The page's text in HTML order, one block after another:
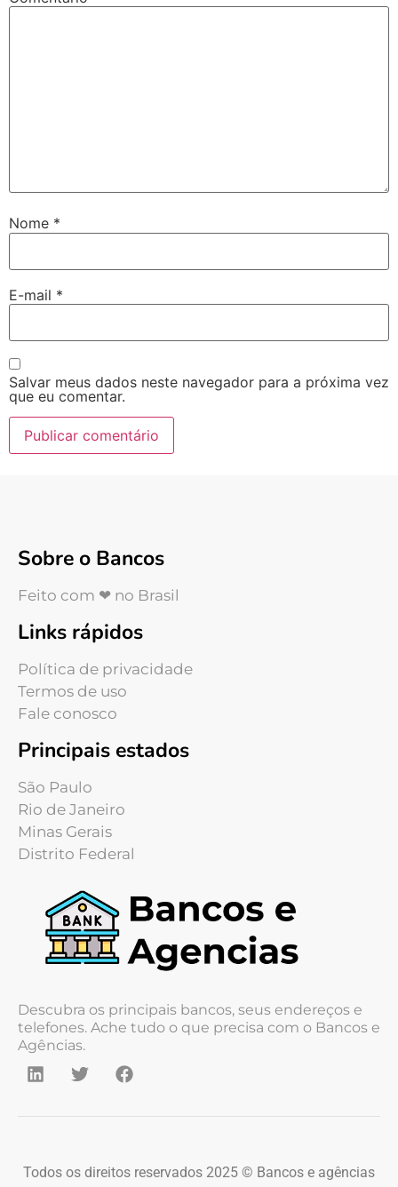
Nome *
E-mail *
Salvar meus dados neste navegador para a próxima vez
que eu comentar.
Sobre o Bancos
Feito com ❤ no Brasil
Links rápidos
Política de privacidade
Termos de uso
Fale conosco
Principais estados
São Paulo
Rio de Janeiro
Minas Gerais
Distrito Federal
Descubra os principais bancos, seus endereços e
telefones. Ache tudo o que precisa com o Bancos e
Agências.
Todos os direitos reservados 2025 © Bancos e agências